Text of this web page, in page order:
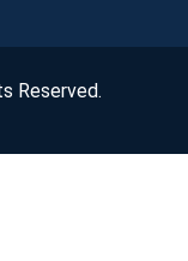
Reserved.